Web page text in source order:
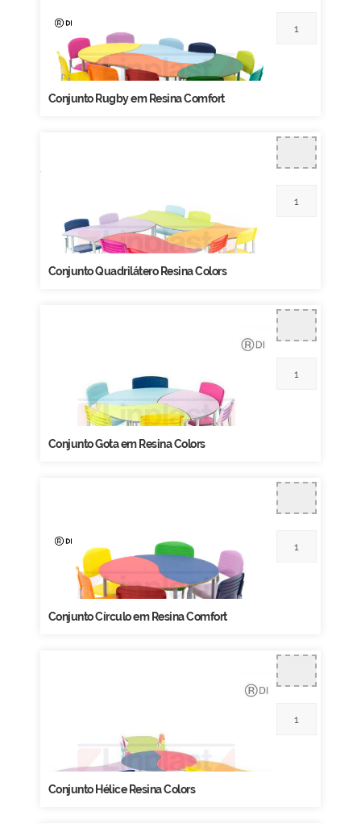
Conjunto Rugby em Resina Comfort
Conjunto Quadrilátero Resina Colors
Conjunto Gota em Resina Colors
Conjunto Círculo em Resina Comfort
Conjunto Hélice Resina Colors